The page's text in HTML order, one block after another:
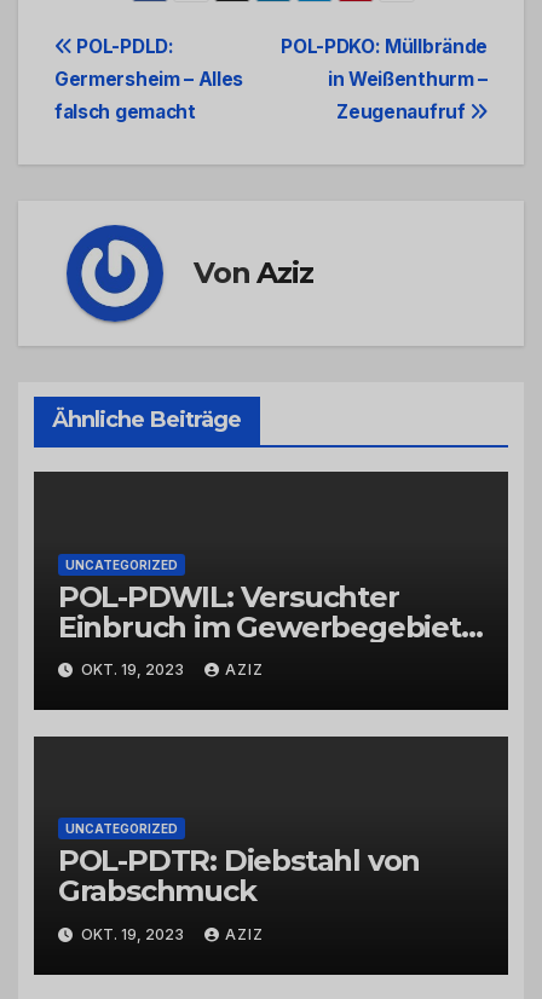
Beitrags-
Navigation
POL-PDKO: Müllbrände
in Weißenthurm –
Zeugenaufruf
POL-PDLD:
Germersheim – Alles
falsch gemacht
VonAziz
Ähnliche Beiträge
UNCATEGORIZED
POL-PDWIL: Versuchter
Einbruch im Gewerbegebiet
Wittlich
OKT. 19, 2023 AZIZ
UNCATEGORIZED
POL-PDTR: Diebstahl von
Grabschmuck
OKT. 19, 2023 AZIZ